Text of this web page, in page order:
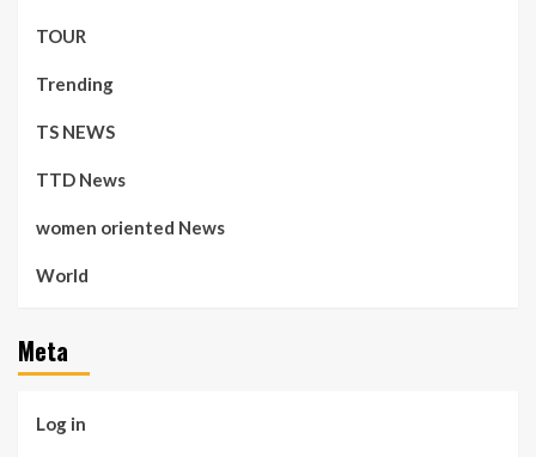
TOUR
Trending
TS NEWS
TTD News
women oriented News
World
Meta
Log in